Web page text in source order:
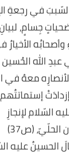
في رجعةِ
جِسامٍ،
الأخيارُ
الله
لأنصارِه معهُ
لإنجازِ
المشروعِ الإلهيّ، ففي كتابِ مُختصرِ بصائرِ الدّرجاتِ للشيخِ حسن بن سليمان الحلّيّ، (ص37)
الحسينُ عليه